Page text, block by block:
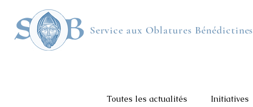
Service aux Oblatures Bénédictines
Toutes les actualités Initiatives